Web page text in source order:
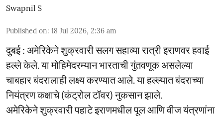
Swapnil S
Published on: 18 Jul 2026, 2:36 am
दुबई : अमेरिकेने शुक्रवारी सलग सहाव्या रात्री इराणवर हवाई
हल्ले केले. या मोहिमेदरम्यान भारताची गुंतवणूक असलेल्या
चाबहार बंदरालाही लक्ष्य करण्यात आले. या हल्ल्यात बंदराच्या
नियंत्रण कक्षाचे (कंट्रोल टॉवर) नुकसान झाले.
अमेरिकेने शुक्रवारी पहाटे इराणमधील पूल आणि वीज यंत्रणांना